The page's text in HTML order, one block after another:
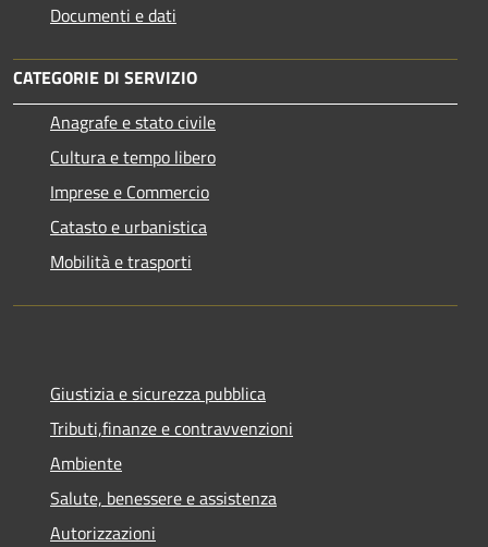
Documenti e dati
CATEGORIE DI SERVIZIO
Anagrafe e stato civile
Cultura e tempo libero
Imprese e Commercio
Catasto e urbanistica
Mobilità e trasporti
Giustizia e sicurezza pubblica
Tributi,finanze e contravvenzioni
Ambiente
Salute, benessere e assistenza
Autorizzazioni